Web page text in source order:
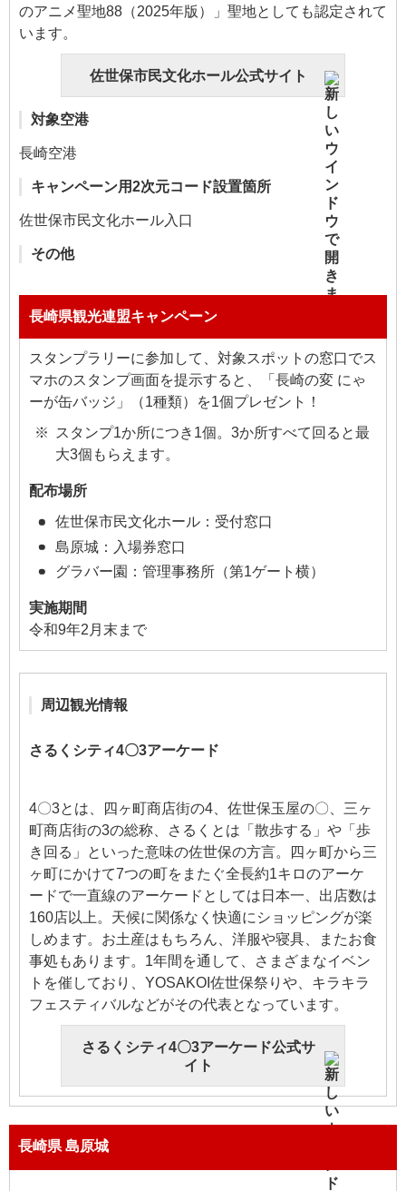
のアニメ聖地88（2025年版）」聖地としても認定されて
います。
佐世保市民文化ホール公式サイト
対象空港
長崎空港
キャンペーン用2次元コード設置箇所
佐世保市民文化ホール入口
その他
長崎県観光連盟キャンペーン
スタンプラリーに参加して、対象スポットの窓口でス
マホのスタンプ画面を提示すると、「長崎の変 にゃ
ーが缶バッジ」（1種類）を1個プレゼント！
スタンプ1か所につき1個。3か所すべて回ると最
大3個もらえます。
配布場所
佐世保市民文化ホール：受付窓口
島原城：入場券窓口
グラバー園：管理事務所（第1ゲート横）
実施期間
令和9年2月末まで
周辺観光情報
さるくシティ4〇3アーケード
4〇3とは、四ヶ町商店街の4、佐世保玉屋の〇、三ヶ
町商店街の3の総称、さるくとは「散歩する」や「歩
き回る」といった意味の佐世保の方言。四ヶ町から三
ヶ町にかけて7つの町をまたぐ全長約1キロのアーケ
ードで一直線のアーケードとしては日本一、出店数は
160店以上。天候に関係なく快適にショッピングが楽
しめます。お土産はもちろん、洋服や寝具、またお食
事処もあります。1年間を通して、さまざまなイベン
トを催しており、YOSAKOI佐世保祭りや、キラキラ
フェスティバルなどがその代表となっています。
さるくシティ4〇3アーケード公式サ
イト
長崎県 島原城